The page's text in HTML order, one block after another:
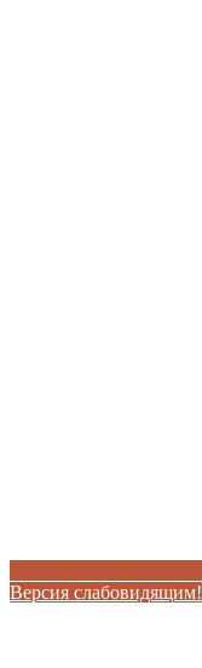
Версия слабовидящим!